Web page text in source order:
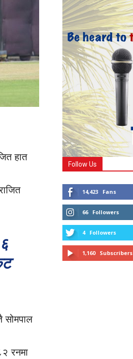
हात
सोमपाल
रनमा
Follow Us
14,423 Fans
66 Followers
4 Followers
1,160 Subscribers